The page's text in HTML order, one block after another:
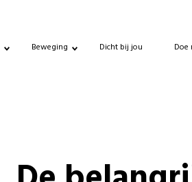
Beweging Dicht bij jou Doe